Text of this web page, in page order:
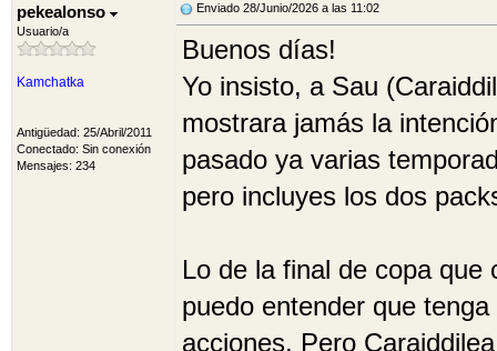
pekealonso
Usuario/a
Kamchatka
Antigüedad: 25/Abril/2011
Conectado: Sin conexión
Mensajes: 234
Enviado 28/Junio/2026 a las 11:02
Buenos días!
Yo insisto, a Sau
mostrara jamás la
pasado ya varias
pero incluyes los dos
Lo de la final de copa
puedo entender que
acciones. Pero